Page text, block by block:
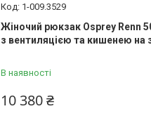
1-009.3529
Жіночий рюкзак Osprey Renn
з вентиляцією та кишенею на
В наявності
10 380 ₴